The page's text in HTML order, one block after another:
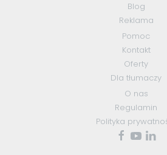
Blog
Reklama
Pomoc
Kontakt
Oferty
Dla tłumaczy
O nas
Regulamin
Polityka